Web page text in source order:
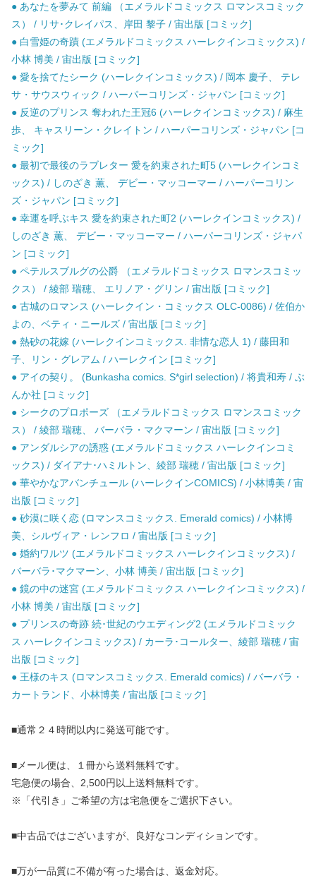
● あなたを夢みて 前編 （エメラルドコミックス ロマンスコミック
ス） / リサ･クレイパス、岸田 黎子 / 宙出版 [コミック]
● 白雪姫の奇蹟 (エメラルドコミックス ハーレクインコミックス) /
小林 博美 / 宙出版 [コミック]
● 愛を捨てたシーク (ハーレクインコミックス) / 岡本 慶子、 テレ
サ・サウスウィック / ハーパーコリンズ・ジャパン [コミック]
● 反逆のプリンス 奪われた王冠6 (ハーレクインコミックス) / 麻生
歩、 キャスリーン・クレイトン / ハーパーコリンズ・ジャパン [コ
ミック]
● 最初で最後のラブレター 愛を約束された町5 (ハーレクインコミ
ックス) / しのざき 薫、 デビー・マッコーマー / ハーパーコリン
ズ・ジャパン [コミック]
● 幸運を呼ぶキス 愛を約束された町2 (ハーレクインコミックス) /
しのざき 薫、 デビー・マッコーマー / ハーパーコリンズ・ジャパ
ン [コミック]
● ペテルスブルグの公爵 （エメラルドコミックス ロマンスコミッ
クス） / 綾部 瑞穂、 エリノア・グリン / 宙出版 [コミック]
● 古城のロマンス (ハーレクイン・コミックス OLC-0086) / 佐伯か
よの、ベティ・ニールズ / 宙出版 [コミック]
● 熱砂の花嫁 (ハーレクインコミックス. 非情な恋人 1) / 藤田和
子、リン・グレアム / ハーレクイン [コミック]
● アイの契り。 (Bunkasha comics. S*girl selection) / 将貴和寿 / ぶ
んか社 [コミック]
● シークのプロポーズ （エメラルドコミックス ロマンスコミック
ス） / 綾部 瑞穂、 バーバラ・マクマーン / 宙出版 [コミック]
● アンダルシアの誘惑 (エメラルドコミックス ハーレクインコミ
ックス) / ダイアナ･ハミルトン、綾部 瑞穂 / 宙出版 [コミック]
● 華やかなアバンチュール (ハーレクインCOMICS) / 小林博美 / 宙
出版 [コミック]
● 砂漠に咲く恋 (ロマンスコミックス. Emerald comics) / 小林博
美、シルヴィア・レンフロ / 宙出版 [コミック]
● 婚約ワルツ (エメラルドコミックス ハーレクインコミックス) /
バーバラ･マクマーン、小林 博美 / 宙出版 [コミック]
● 鏡の中の迷宮 (エメラルドコミックス ハーレクインコミックス) /
小林 博美 / 宙出版 [コミック]
● プリンスの奇跡 続･世紀のウエディング2 (エメラルドコミック
ス ハーレクインコミックス) / カーラ･コールター、綾部 瑞穂 / 宙
出版 [コミック]
● 王様のキス (ロマンスコミックス. Emerald comics) / バーバラ・
カートランド、小林博美 / 宙出版 [コミック]
■通常２４時間以内に発送可能です。
■メール便は、１冊から送料無料です。
宅急便の場合、2,500円以上送料無料です。
※「代引き」ご希望の方は宅急便をご選択下さい。
■中古品ではございますが、良好なコンディションです。
■万が一品質に不備が有った場合は、返金対応。